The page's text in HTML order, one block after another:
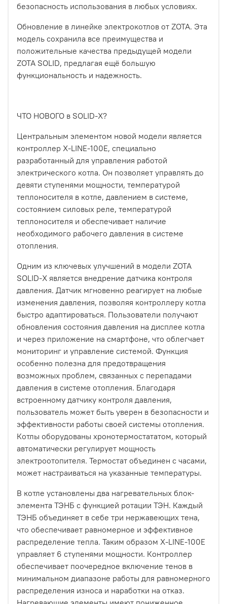
безопасность использования в любых условиях.
Обновление в линейке электрокотлов от ZOTA. Эта
модель сохранила все преимущества и
положительные качества предыдущей модели
ZOTA SOLID, предлагая ещё большую
функциональность и надежность.
ЧТО НОВОГО в SOLID-X?
Центральным элементом новой модели является
контроллер X-LINE-100E, специально
разработанный для управления работой
электрического котла. Он позволяет управлять до
девяти ступенями мощности, температурой
теплоносителя в котле, давлением в системе,
состоянием силовых реле, температурой
теплоносителя и обеспечивает наличие
необходимого рабочего давления в системе
отопления.
Одним из ключевых улучшений в модели ZOTA
SOLID-X является внедрение датчика контроля
давления. Датчик мгновенно реагирует на любые
изменения давления, позволяя контроллеру котла
быстро адаптироваться. Пользователи получают
обновления состояния давления на дисплее котла
и через приложение на смартфоне, что облегчает
мониторинг и управление системой. Функция
особенно полезна для предотвращения
возможных проблем, связанных с перепадами
давления в системе отопления. Благодаря
встроенному датчику контроля давления,
пользователь может быть уверен в безопасности и
эффективности работы своей системы отопления.
Котлы оборудованы хронотермостататом, который
автоматически регулирует мощность
электроотопителя. Термостат объединен с часами,
может настраиваться на указанные температуры.
В котле установлены два нагревательных блок-
элемента ТЭНБ с функцией ротации ТЭН. Каждый
ТЭНБ объединяет в себе три нержавеющих тена,
что обеспечивает равномерное и эффективное
распределение тепла. Таким образом X-LINE-100E
управляет 6 ступенями мощности. Контроллер
обеспечивает поочередное включение тенов в
минимальном диапазоне работы для равномерного
распределения износа и наработки на отказ.